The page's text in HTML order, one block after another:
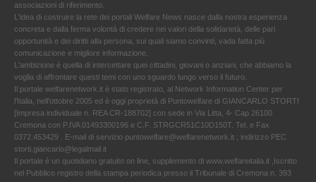
associazioni di riferimento.
L'idea di costruire la rete dei portali Welfare News nasce dalla nostra esperienza
concreta e dalla ferma volontà di credere nei valori della solidarietà, delle pari
opportunità e dei diritti alla persona, sui quali siamo convinti, vada fatta più
comunicazione e migliore informazione.
L'ambizione è quella di intercettare quei cittadini, giovani o anziani, che abbiamo la
voglia di affrontare questi temi con uno sguardo lungo verso il futuro.
Il portale welfarenetwork.it è stato registrato, al Network Information Center per
l'Italia, nell’ottobre 2005 ed è oggi proprietà di Puntowelfare di GIANCARLO STORTI
[Impresa individuale n. REA CR-188702] con sede in Via Litta, 4- Cap 26100
Cremona con P.IVA 01493300196 e C.F. STRGCR51C10D150T. Tel. e Fax
0372.453429 . E-mail di servizio puntowelfare@welfarenetwork.it ; indirizzo PEC
storti.giancarlo@legalmail.it
Il portale è un quotidiano gratuito on line, supplemento di www.welfareitalia.it ,Iscritto
nel Pubblico registro della stampa periodica presso il Tribunale di Cremona n. 393